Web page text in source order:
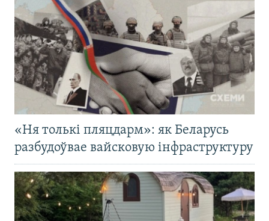
«Ня толькі пляцдарм»: як Беларусь
разбудоўвае вайсковую інфраструктуру